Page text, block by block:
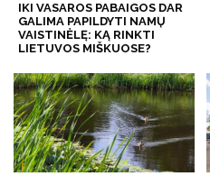
IKI VASAROS PABAIGOS DAR
GALIMA PAPILDYTI NAMŲ
VAISTINĖLĘ: KĄ RINKTI
LIETUVOS MIŠKUOSE?